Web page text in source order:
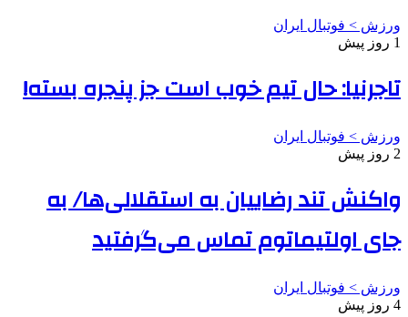
ورزش > فوتبال ایران
1 روز پیش
تاجرنیا: حال تیم خوب است جز پنجره بسته!
ورزش > فوتبال ایران
2 روز پیش
واکنش تند رضاییان به استقلالی‌ها/ به
جای اولتیماتوم تماس می‌گرفتید
ورزش > فوتبال ایران
4 روز پیش